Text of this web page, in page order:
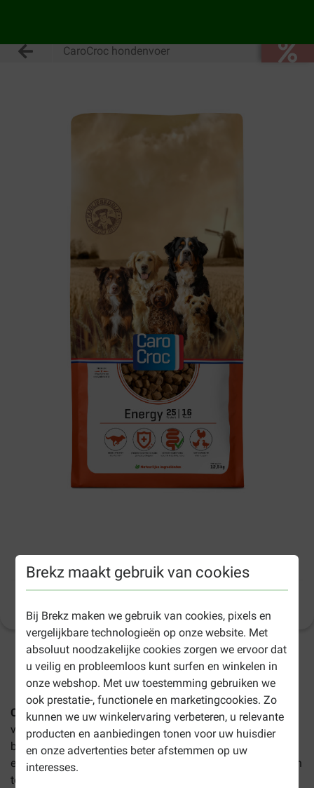
Brekz maakt gebruik van cookies
Bij Brekz maken we gebruik van cookies, pixels en
vergelijkbare technologieën op onze website. Met
absoluut noodzakelijke cookies zorgen we ervoor dat
u veilig en probleemloos kunt surfen en winkelen in
onze webshop. Met uw toestemming gebruiken we
ook prestatie-, functionele en marketingcookies. Zo
kunnen we uw winkelervaring verbeteren, u relevante
producten en aanbiedingen tonen voor uw huisdier
en onze advertenties beter afstemmen op uw
interesses.
CaroCroc hondenvoer
1-3 werkdagen levertijd, tenzij anders aangegeven
CaroCroc Energy hondenvoeris specifiek samengesteld
voor viervoeters die zware inspanningen leveren. De
brokken bevatten een hoog eiwit- en vetgehalte (resp. 25%
en 16%) en de beste, natuurlijke grondstoffen. Alles om een
topconditie te ondersteunen!